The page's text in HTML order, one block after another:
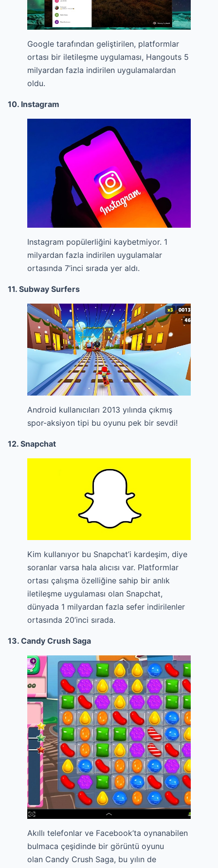
Google tarafından geliştirilen, platformlar
ortası bir iletileşme uygulaması, Hangouts 5
milyardan fazla indirilen uygulamalardan
oldu.
10. Instagram
Instagram popülerliğini kaybetmiyor. 1
milyardan fazla indirilen uygulamalar
ortasında 7’inci sırada yer aldı.
11. Subway Surfers
Android kullanıcıları 2013 yılında çıkmış
spor-aksiyon tipi bu oyunu pek bir sevdi!
12. Snapchat
Kim kullanıyor bu Snapchat’i kardeşim, diye
soranlar varsa hala alıcısı var. Platformlar
ortası çalışma özelliğine sahip bir anlık
iletileşme uygulaması olan Snapchat,
dünyada 1 milyardan fazla sefer indirilenler
ortasında 20’inci sırada.
13. Candy Crush Saga
Akıllı telefonlar ve Facebook’ta oynanabilen
bulmaca çeşidinde bir görüntü oyunu
olan Candy Crush Saga, bu yılın de